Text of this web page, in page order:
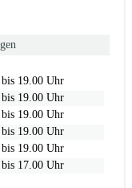
19.00 Uhr
19.00 Uhr
19.00 Uhr
19.00 Uhr
19.00 Uhr
17.00 Uhr